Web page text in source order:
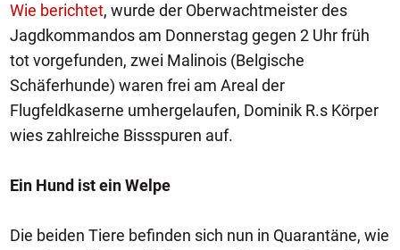
Wie berichtet, wurde der Oberwachtmeister des
Jagdkommandos am Donnerstag gegen 2 Uhr früh
tot vorgefunden, zwei Malinois (Belgische
Schäferhunde) waren frei am Areal der
Flugfeldkaserne umhergelaufen, Dominik R.s Körper
wies zahlreiche Bissspuren auf.
Ein Hund ist ein Welpe
Die beiden Tiere befinden sich nun in Quarantäne, wie